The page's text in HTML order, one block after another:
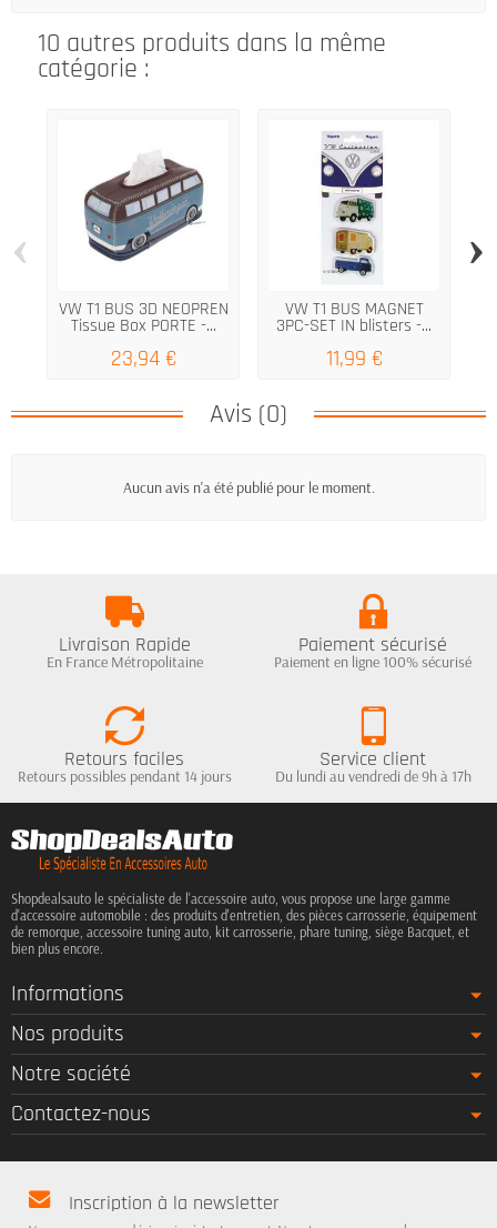
10 autres produits dans la même
catégorie :
VW T1 BUS 3D NEOPREN
Tissue Box PORTE -...
23,94 €
VW T1 BUS MAGNET
3PC-SET IN blisters -...
11,99 €
‹ ›
Avis (0)
Aucun avis n'a été publié pour le moment.
Livraison Rapide
En France Métropolitaine
Paiement sécurisé
Paiement en ligne 100% sécurisé
Retours faciles
Retours possibles pendant 14 jours
Service client
Du lundi au vendredi de 9h à 17h
Shopdealsauto le spécialiste de l'accessoire auto, vous propose une large gamme
d'accessoire automobile : des produits d'entretien, des pièces carrosserie, équipement
de remorque, accessoire tuning auto, kit carrosserie, phare tuning, siège Bacquet, et
bien plus encore.
Informations
Nos produits
Notre société
Contactez-nous
Inscription à la newsletter